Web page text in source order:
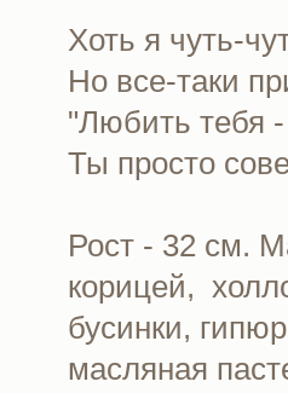
Хоть я чуть-
Но все-таки
"Любить тебя
Ты просто
Рост - 32 см.
корицей,
бусинки,
масляная